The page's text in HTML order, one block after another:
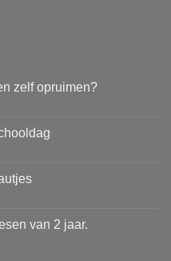
zelf opruimen?
van 2 jaar.